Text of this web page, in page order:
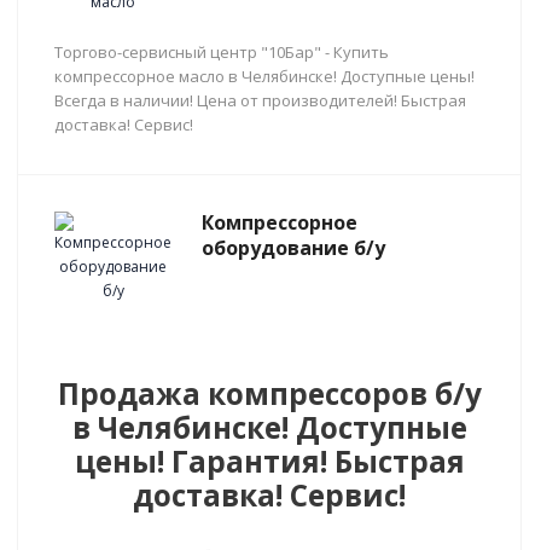
Торгово-сервисный центр "10Бар" - Купить
компрессорное масло в Челябинске! Доступные цены!
Всегда в наличии! Цена от производителей! Быстрая
доставка! Сервис!
Компрессорное
оборудование б/у
Продажа компрессоров б/у
в Челябинске! Доступные
цены! Гарантия! Быстрая
доставка! Сервис!